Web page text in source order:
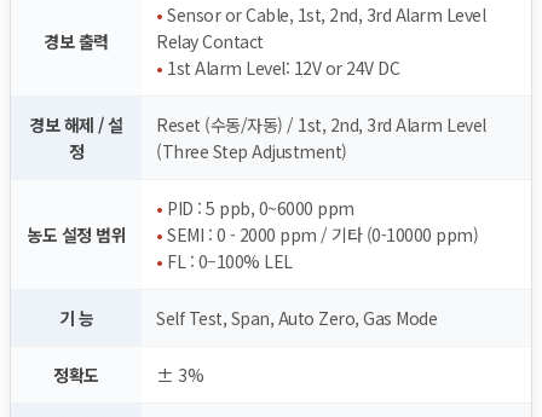
경보 출력
• Sensor or Cable, 1st, 2nd, 3rd Alarm Level
Relay Contact
• 1st Alarm Level: 12V or 24V DC
경보 해제 / 설
정
Reset (수동/자동) / 1st, 2nd, 3rd Alarm Level
(Three Step Adjustment)
농도 설정 범위
• PID : 5 ppb, 0~6000 ppm
• SEMI : 0 - 2000 ppm / 기타 (0-10000 ppm)
• FL : 0–100% LEL
기 능 Self Test, Span, Auto Zero, Gas Mode
정확도 ± 3%